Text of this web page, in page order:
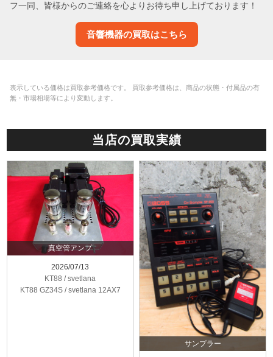
フ一同、皆様からのご連絡を心よりお待ち申し上げております！
音響機器の買取はこちら
表示している価格は買取参考価格です。 買取参考価格は、商品の状態・付属品の有
無・市場相場等により変動します。
当店の買取実績
真空管アンプ
2026/07/13
KT88 / svetlana
KT88 GZ34S / svetlana 12AX7
サンプラー